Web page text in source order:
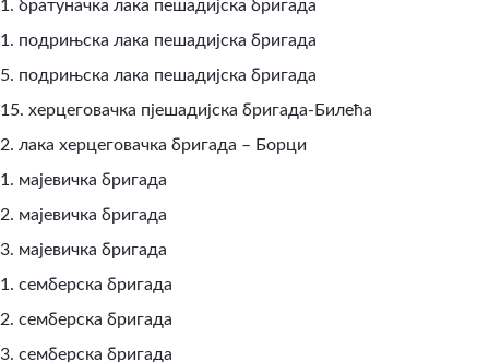
1. братуначка лака пешадијска бригада
1. подрињска лака пешадијска бригада
5. подрињска лака пешадијска бригада
15. херцеговачка пјешадијска бригада-Билећа
2. лака херцеговачка бригада – Борци
1. мајевичка бригада
2. мајевичка бригада
3. мајевичка бригада
1. семберска бригада
2. семберска бригада
3. семберска бригада